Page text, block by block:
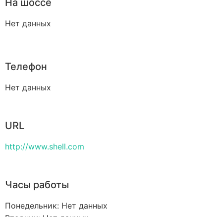
На шоссе
Нет данных
Телефон
Нет данных
URL
http://www.shell.com
Часы работы
Понедельник: Нет данных